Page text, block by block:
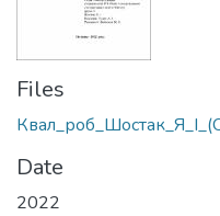
Files
Date
2022